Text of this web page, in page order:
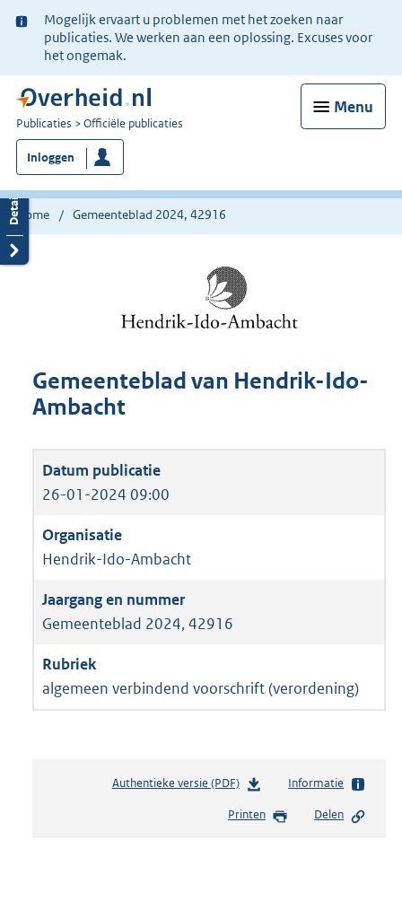
Ter
informatie:
Mogelijk ervaart u problemen met het zoeken naar
publicaties. We werken aan een oplossing. Excuses voor
het ongemak.
Menu
U
bent
nu
hier:
Publicaties Officiële publicaties
Inloggen
Home Gemeenteblad 2024, 42916
Gemeenteblad van Hendrik-Ido-
Ambacht
26-01-2024 09:00
Hendrik-Ido-Ambacht
Gemeenteblad 2024, 42916
algemeen verbindend voorschrift (verordening)
Authentieke versie (PDF)b
s
Informatie
Printen Delen